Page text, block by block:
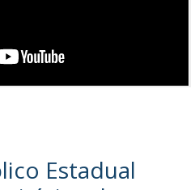
Estadual